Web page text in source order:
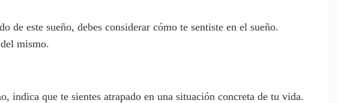
de este sueño, debes considerar cómo te sentiste en el sueño.
mismo.
indica que te sientes atrapado en una situación concreta de tu vida.